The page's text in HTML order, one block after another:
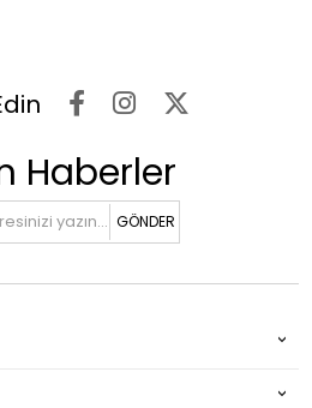
Haberler
GÖNDER